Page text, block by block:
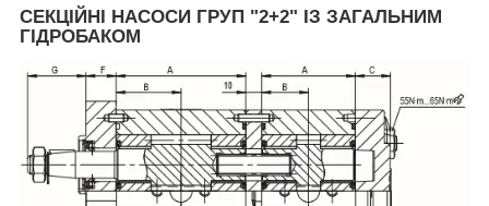
СЕКЦІЙНІ НАСОСИ ГРУП "2+2" ІЗ ЗАГАЛЬНИМ
ГІДРОБАКОМ